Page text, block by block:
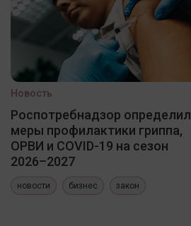
Новость
Роспотребнадзор определил
меры профилактики гриппа,
ОРВИ и COVID-19 на сезон
2026–2027
новости бизнес закон